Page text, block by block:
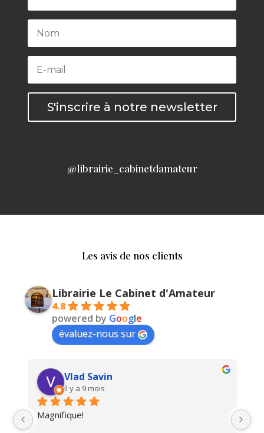
S'inscrire à notre newsletter
@librairie_cabinetdamateur
Les avis de nos clients
Librairie Le Cabinet d'Amateur
4.8
powered by Google
évaluez-nous sur
Vlad Savin
il y a 9 mois
Magnifique!